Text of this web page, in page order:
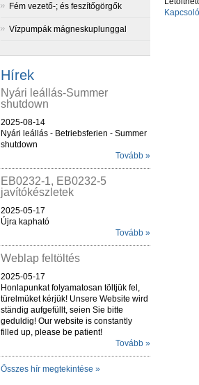
Fém vezető-; és feszítőgörgők
Vízpumpák mágneskuplunggal
Hírek
Nyári leállás-Summer
shutdown
2025-08-14
Nyári leállás - Betriebsferien - Summer
shutdown
Tovább »
EB0232-1, EB0232-5
javítókészletek
2025-05-17
Újra kapható
Tovább »
Weblap feltöltés
2025-05-17
Honlapunkat folyamatosan töltjük fel,
türelmüket kérjük! Unsere Website wird
ständig aufgefüllt, seien Sie bitte
geduldig! Our website is constantly
filled up, please be patient!
Tovább »
Összes hír megtekintése »